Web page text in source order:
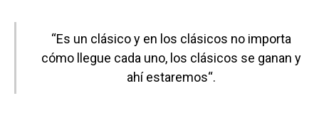
“Es un clásico y en los clásicos no importa
cómo llegue cada uno, los clásicos se ganan y
ahí estaremos“.